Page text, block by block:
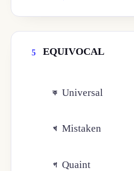
5 EQUIVOCAL
ক Universal
খ Mistaken
গ Quaint